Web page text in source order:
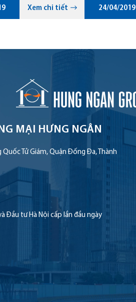
Xem chi tiết 24/04/2019
MẠI HƯNG NGÂN
Tử Giám, Quận Đống Đa, Thành
Đầu tư Hà Nội cấp lần đầu ngày